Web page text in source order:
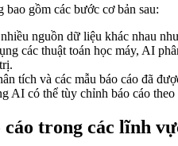
gồm các bước cơ bản sau:
nguồn dữ liệu khác nhau
các thuật toán học máy, AI
tích và các mẫu báo cáo đã
AI có thể tùy chỉnh báo cáo
trong các lĩnh